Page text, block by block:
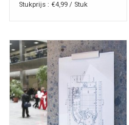
Stukprijs : €4,99 / Stuk